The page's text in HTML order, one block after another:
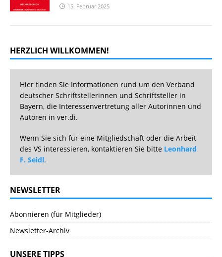
15. Februar 2025
HERZLICH WILLKOMMEN!
Hier finden Sie Informationen rund um den Verband
deutscher Schriftstellerinnen und Schriftsteller in
Bayern, die Interessenvertretung aller Autorinnen und
Autoren in ver.di.
Wenn Sie sich für eine Mitgliedschaft oder die Arbeit
des VS interessieren, kontaktieren Sie bitte Leonhard
F. Seidl.
NEWSLETTER
Abonnieren (für Mitglieder)
Newsletter-Archiv
UNSERE TIPPS